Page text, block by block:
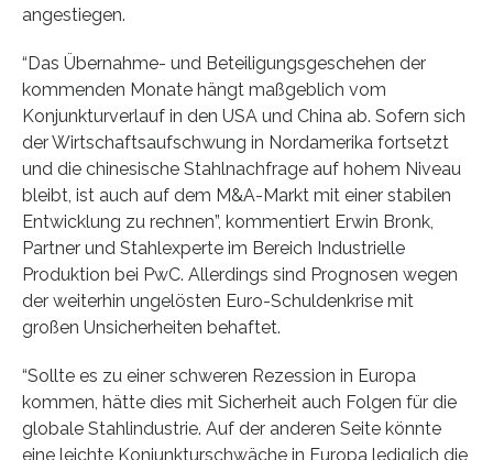
angestiegen.
“Das Übernahme- und Beteiligungsgeschehen der
kommenden Monate hängt maßgeblich vom
Konjunkturverlauf in den USA und China ab. Sofern sich
der Wirtschaftsaufschwung in Nordamerika fortsetzt
und die chinesische Stahlnachfrage auf hohem Niveau
bleibt, ist auch auf dem M&A-Markt mit einer stabilen
Entwicklung zu rechnen”, kommentiert Erwin Bronk,
Partner und Stahlexperte im Bereich Industrielle
Produktion bei PwC. Allerdings sind Prognosen wegen
der weiterhin ungelösten Euro-Schuldenkrise mit
großen Unsicherheiten behaftet.
“Sollte es zu einer schweren Rezession in Europa
kommen, hätte dies mit Sicherheit auch Folgen für die
globale Stahlindustrie. Auf der anderen Seite könnte
eine leichte Konjunkturschwäche in Europa lediglich die